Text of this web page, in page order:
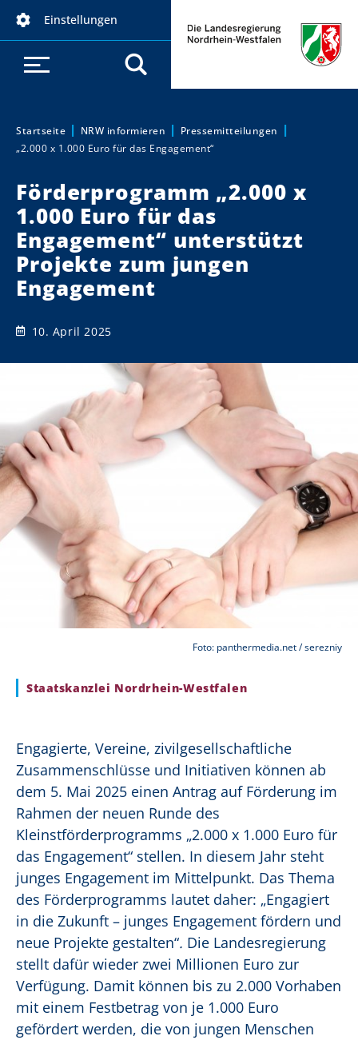
Einstellungen
Sie sind hier:
Startseite NRW informieren
Pressemitteilungen
„2.000 x 1.000 Euro für das Engagement“
Förderprogramm „2.000 x
1.000 Euro für das
Engagement“ unterstützt
Projekte zum jungen
Engagement
10. April 2025
Foto: panthermedia.net / serezniy
Staatskanzlei Nordrhein-Westfalen
Engagierte, Vereine, zivilgesellschaftliche
Zusammenschlüsse und Initiativen können ab
dem 5. Mai 2025 einen Antrag auf Förderung im
Rahmen der neuen Runde des
Kleinstförderprogramms „2.000 x 1.000 Euro für
das Engagement“ stellen. In diesem Jahr steht
junges Engagement im Mittelpunkt. Das Thema
des Förderprogramms lautet daher: „Engagiert
in die Zukunft – junges Engagement fördern und
neue Projekte gestalten“. Die Landesregierung
stellt dafür wieder zwei Millionen Euro zur
Verfügung. Damit können bis zu 2.000 Vorhaben
mit einem Festbetrag von je 1.000 Euro
gefördert werden, die von jungen Menschen